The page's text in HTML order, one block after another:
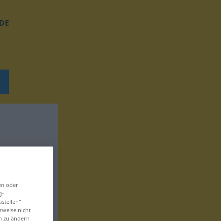
DE
oder
nicht
zu ändern